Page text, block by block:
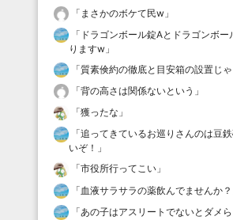
「 まさかのボケて民w 」
「 ドラゴンボール錠Aとドラゴンボー
りますw 」
「質素倹約の徹底と目安箱の設置じゃ
「背の高さは関係ないという 」
「獲ったな 」
「追ってきているお巡りさんのは豆
いぞ！ 」
「市役所行ってこい 」
「血液サラサラの薬飲んでませんか？
「あの子はアスリートでないとダメ